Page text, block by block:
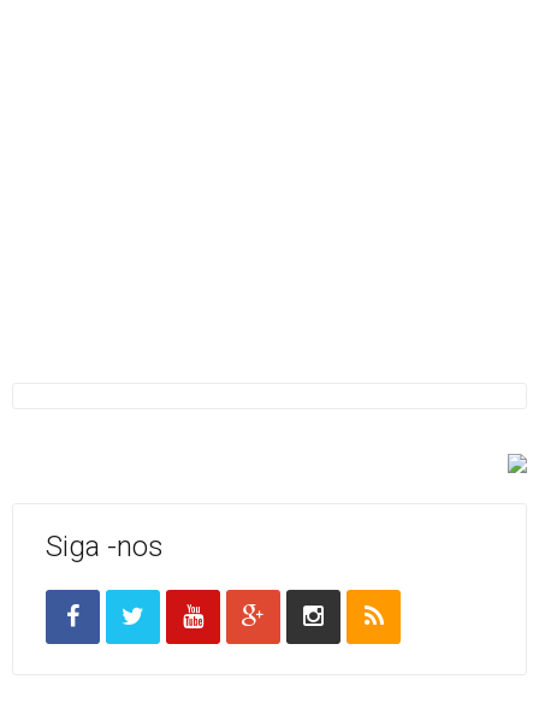
Siga -nos